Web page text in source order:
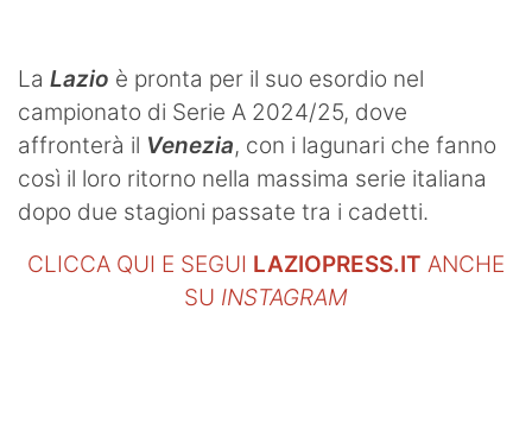
La Lazio è pronta per il suo esordio nel
campionato di Serie A 2024/25, dove
affronterà il Venezia, con i lagunari che fanno
così il loro ritorno nella massima serie italiana
dopo due stagioni passate tra i cadetti.
CLICCA QUI E SEGUI LAZIOPRESS.IT ANCHE
SU INSTAGRAM